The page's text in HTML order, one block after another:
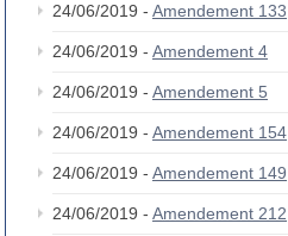
24/06/2019 - Amendement 133
24/06/2019 - Amendement 4
24/06/2019 - Amendement 5
24/06/2019 - Amendement 154
24/06/2019 - Amendement 149
24/06/2019 - Amendement 212